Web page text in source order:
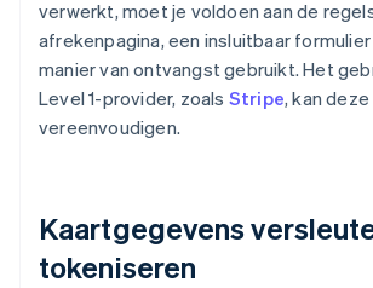
verwerkt, moet je voldoen aan de
afrekenpagina, een insluitbaar
manier van ontvangst gebruikt. Het
Level 1-provider, zoals Stripe, kan
vereenvoudigen.
Kaartgegevens
tokeniseren